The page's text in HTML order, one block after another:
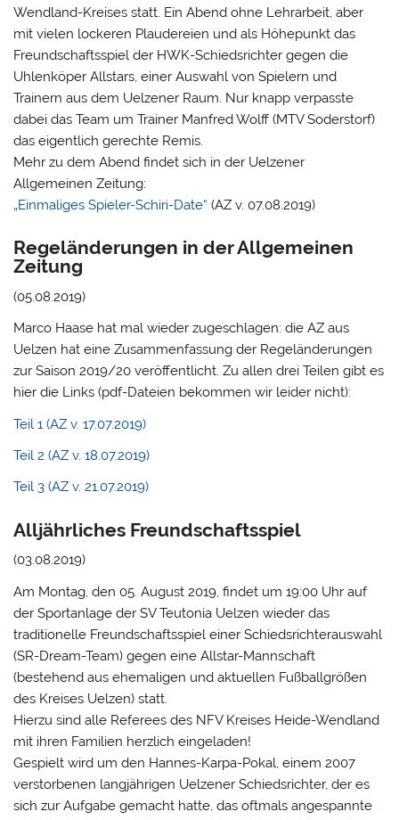
Wendland-Kreises statt. Ein Abend ohne Lehrarbeit, aber
mit vielen lockeren Plaudereien und als Höhepunkt das
Freundschaftsspiel der HWK-Schiedsrichter gegen die
Uhlenköper Allstars, einer Auswahl von Spielern und
Trainern aus dem Uelzener Raum. Nur knapp verpasste
dabei das Team um Trainer Manfred Wolff (MTV Soderstorf)
das eigentlich gerechte Remis.
Mehr zu dem Abend findet sich in der Uelzener
Allgemeinen Zeitung:
„Einmaliges Spieler-Schiri-Date“ (AZ v. 07.08.2019)
Regeländerungen in der Allgemeinen
Zeitung
(05.08.2019)
Marco Haase hat mal wieder zugeschlagen: die AZ aus
Uelzen hat eine Zusammenfassung der Regeländerungen
zur Saison 2019/20 veröffentlicht. Zu allen drei Teilen gibt es
hier die Links (pdf-Dateien bekommen wir leider nicht):
Teil 1 (AZ v. 17.07.2019)
Teil 2 (AZ v. 18.07.2019)
Teil 3 (AZ v. 21.07.2019)
Alljährliches Freundschaftsspiel
(03.08.2019)
Am Montag, den 05. August 2019, findet um 19:00 Uhr auf
der Sportanlage der SV Teutonia Uelzen wieder das
traditionelle Freundschaftsspiel einer Schiedsrichterauswahl
(SR-Dream-Team) gegen eine Allstar-Mannschaft
(bestehend aus ehemaligen und aktuellen Fußballgrößen
des Kreises Uelzen) statt.
Hierzu sind alle Referees des NFV Kreises Heide-Wendland
mit ihren Familien herzlich eingeladen!
Gespielt wird um den Hannes-Karpa-Pokal, einem 2007
verstorbenen langjährigen Uelzener Schiedsrichter, der es
sich zur Aufgabe gemacht hatte, das oftmals angespannte